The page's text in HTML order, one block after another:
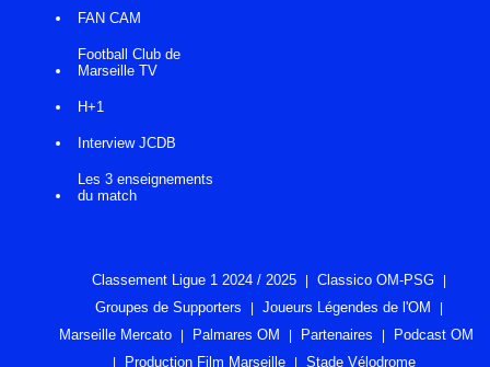
FAN CAM
Football Club de
Marseille TV
H+1
Interview JCDB
Les 3 enseignements
du match
Classement Ligue 1 2024 / 2025
Classico OM-PSG
Groupes de Supporters
Joueurs Légendes de l'OM
Marseille Mercato
Palmares OM Partenaires
Podcast OM
Production Film Marseille
Stade Vélodrome